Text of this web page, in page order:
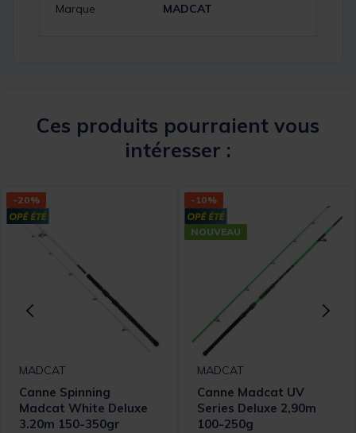
Marque
MADCAT
Ces produits pourraient vous
intéresser :
-20%
MADCAT
Canne Spinning
Madcat White Deluxe
3.20m 150-350gr
-10%
NOUVEAU
MADCAT
Canne Madcat UV
Series Deluxe 2,90m
100-250g